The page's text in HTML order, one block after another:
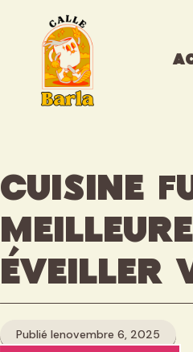
Cuisine
éveiller
Publié lenovembre 6, 2025